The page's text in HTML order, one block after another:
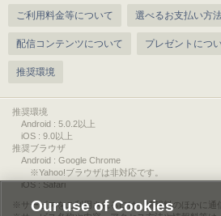
ご利用料金等について 選べるお支払い方
配信コンテンツについて プレゼントにつ
推奨環境
推奨環境
Android : 5.0.2以上
iOS : 9.0以上
推奨ブラウザ
Android : Google Chrome
※Yahoo!ブラウザは非対応です。
iOS : Safari
サービスをご利用されるには、情報料のほかに通
Our use of Cookies